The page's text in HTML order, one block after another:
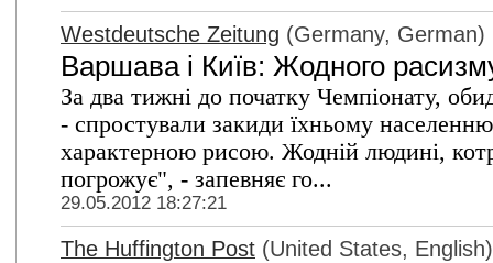
Westdeutsche Zeitung (Germany, German)
Варшава і Київ: Жодного
За два тижні до початку Чемпіонату,
- спростували закиди їхньому
характерною рисою. Жодній людині,
погрожує", - запевняє го...
29.05.2012 18:27:21
The Huffington Post (United States, English)